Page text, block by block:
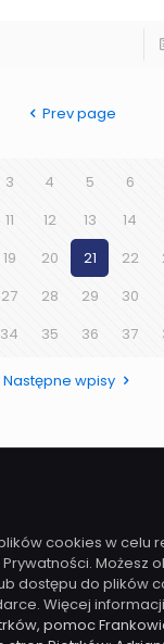
Prev page
3 4 5 6
11 12 13 14
19 20 21 22
27 28 29 30
34 35 36 37
Następne wpisy
cookies w celu
Możesz
dostępu do plików
Więcej informacji
pomoc